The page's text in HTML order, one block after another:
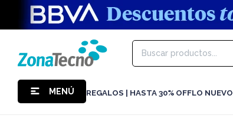
MENÚ REGALOS | HASTA 30% OFFLO NUEVO